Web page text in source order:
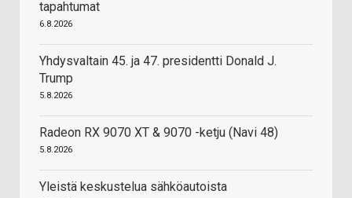
tapahtumat
6.8.2026
Yhdysvaltain 45. ja 47. presidentti Donald J.
Trump
5.8.2026
Radeon RX 9070 XT & 9070 -ketju (Navi 48)
5.8.2026
Yleistä keskustelua sähköautoista